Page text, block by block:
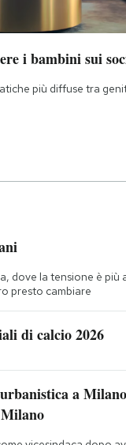
i bambini sui
più diffuse tra
dove la tensione è più
presto cambiare
di calcio 2026
a